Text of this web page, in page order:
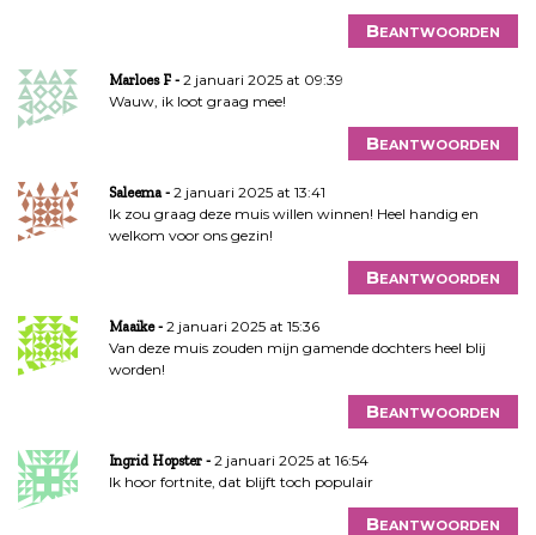
Beantwoorden
Marloes F
2 januari 2025 at 09:39
Wauw, ik loot graag mee!
Beantwoorden
Saleema
2 januari 2025 at 13:41
Ik zou graag deze muis willen winnen! Heel handig en
welkom voor ons gezin!
Beantwoorden
Maaike
2 januari 2025 at 15:36
Van deze muis zouden mijn gamende dochters heel blij
worden!
Beantwoorden
Ingrid Hopster
2 januari 2025 at 16:54
Ik hoor fortnite, dat blijft toch populair
Beantwoorden